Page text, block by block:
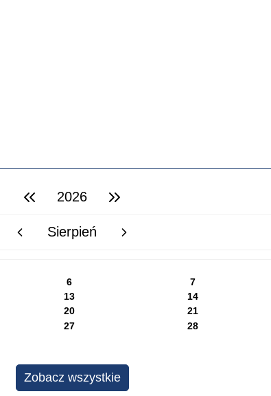
poprzedni rok2026 następny rok
poprzedni miesiącSierpień następny miesiąc
6 7
13 14
20 21
27 28
Zobacz wszystkie